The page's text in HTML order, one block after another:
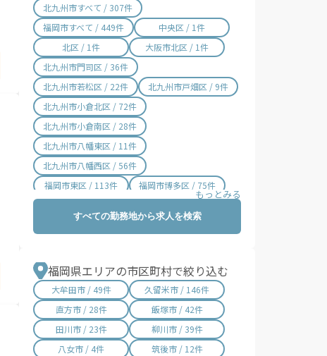
北九州市すべて / 307件
福岡市すべて / 449件
中央区 / 1件
北区 / 1件
大阪市北区 / 1件
北九州市門司区 / 36件
北九州市若松区 / 22件
北九州市戸畑区 / 9件
北九州市小倉北区 / 72件
北九州市小倉南区 / 28件
北九州市八幡東区 / 11件
北九州市八幡西区 / 56件
福岡市東区 / 113件
福岡市博多区 / 75件
福岡市西区 / 32件
福岡市城南区 / 22件
すべての勤務地から求人を検索
福岡県エリアの市区町村で絞り込む
大牟田市 / 49件
久留米市 / 146件
直方市 / 28件
飯塚市 / 42件
田川市 / 23件
柳川市 / 39件
八女市 / 4件
筑後市 / 12件